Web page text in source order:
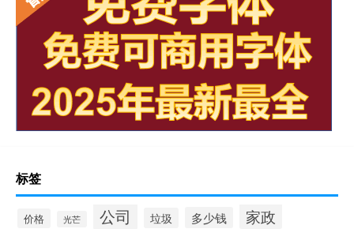
标签
价格 光芒 公司 垃圾 多少钱 家政